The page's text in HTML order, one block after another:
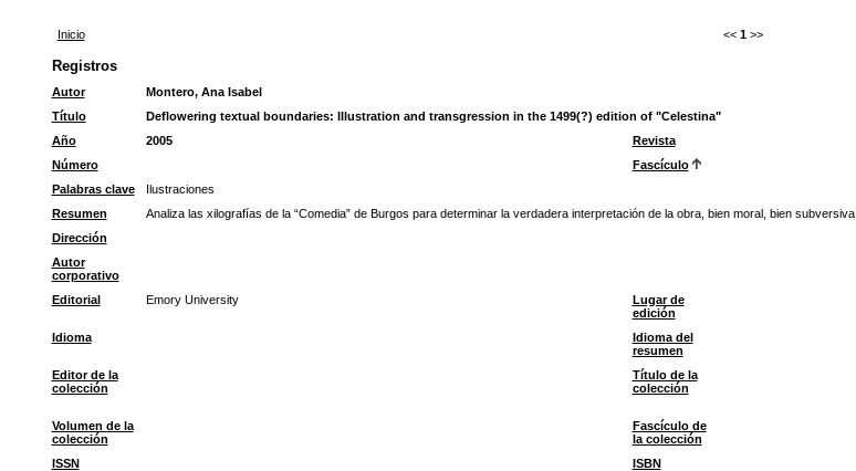
Inicio << 1 >>
Registros
Autor
Montero, Ana Isabel
Título
Deflowering textual boundaries: Illustration and transgression in the 1499(?) edition of "Celestina"
Año
2005 Revista
Número
Fascículo
Palabras clave
Ilustraciones
Resumen
Analiza las xilografías de la “Comedia” de Burgos para determinar la verdadera interpretación de la obra, bien moral, bien subversiva.
Dirección
Autor
corporativo
Editorial Emory University
Lugar de
edición
Idioma
Idioma del
resumen
Editor de la
colección
Título de la
colección
Volumen de la
colección
Fascículo de
la colección
ISSN ISBN